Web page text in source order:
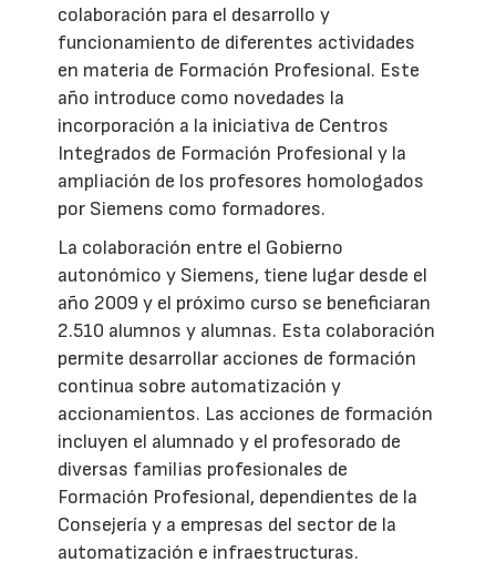
colaboración para el desarrollo y
funcionamiento de diferentes actividades
en materia de Formación Profesional. Este
año introduce como novedades la
incorporación a la iniciativa de Centros
Integrados de Formación Profesional y la
ampliación de los profesores homologados
por Siemens como formadores.
La colaboración entre el Gobierno
autonómico y Siemens, tiene lugar desde el
año 2009 y el próximo curso se beneficiaran
2.510 alumnos y alumnas. Esta colaboración
permite desarrollar acciones de formación
continua sobre automatización y
accionamientos. Las acciones de formación
incluyen el alumnado y el profesorado de
diversas familias profesionales de
Formación Profesional, dependientes de la
Consejería y a empresas del sector de la
automatización e infraestructuras.